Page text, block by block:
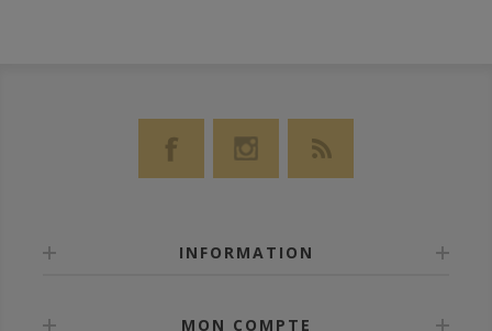
INFORMATION
MON COMPTE